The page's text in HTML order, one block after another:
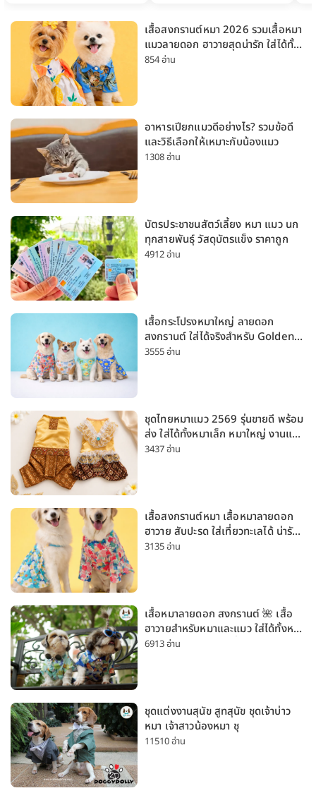
เสื้อสงกรานต์หมา 2026 รวมเสื้อหมา
แมวลายดอก ฮาวายสุดน่ารัก ใส่ได้ทั้ง
หมาเล็กและหมาใหญ่
854 อ่าน
อาหารเปียกแมวดีอย่างไร? รวมข้อดี
และวิธีเลือกให้เหมาะกับน้องแมว
1308 อ่าน
บัตรประชาชนสัตว์เลี้ยง หมา แมว นก
ทุกสายพันธุ์ วัสดุบัตรแข็ง ราคาถูก
4912 อ่าน
เสื้อกระโปรงหมาใหญ่ ลายดอก
สงกรานต์ ใส่ได้จริงสำหรับ Golden
Husky Labrador [อัปเดต 2026]
3555 อ่าน
ชุดไทยหมาแมว 2569 รุ่นขายดี พร้อม
ส่ง ใส่ได้ทั้งหมาเล็ก หมาใหญ่ งานแต่ง
สงกรานต์ ลอยกระทง
3437 อ่าน
เสื้อสงกรานต์หมา เสื้อหมาลายดอก
ฮาวาย สับปะรด ใส่เที่ยวทะเลได้ น่ารัก
ใส่ได้ทั้งหมาเล็กและหมาใหญ่
3135 อ่าน
เสื้อหมาลายดอก สงกรานต์ 🌺 เสื้อ
ฮาวายสำหรับหมาและแมว ใส่ได้ทั้งหมา
เล็กและหมาใหญ่ ใส่เที่ยวทะเลน่ารัก
6913 อ่าน
ชุดแต่งงานสุนัข สูทสุนัข ชุดเจ้าบ่าว
หมา เจ้าสาวน้องหมา ชุ
11510 อ่าน